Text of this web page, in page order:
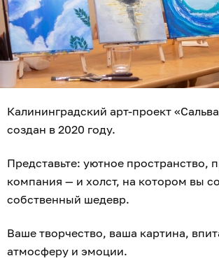
Калининградский арт-проект
создан в 2020 году.
Представьте: уютное пространство,
компания — и холст, на котором вы
собственный шедевр.
Ваше творчество, ваша картина,
атмосферу и эмоции.